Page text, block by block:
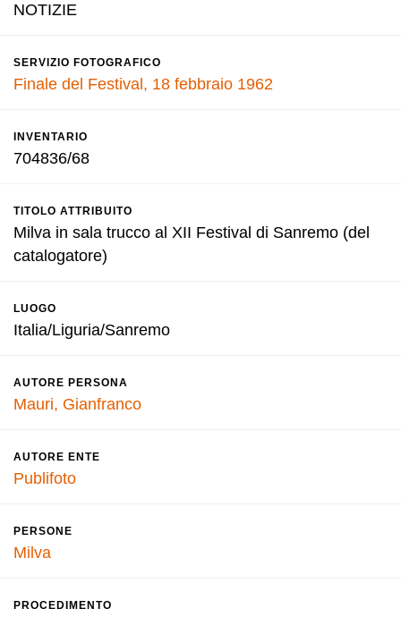
NOTIZIE
SERVIZIO FOTOGRAFICO
Finale del Festival, 18 febbraio 1962
INVENTARIO
704836/68
TITOLO ATTRIBUITO
Milva in sala trucco al XII Festival di Sanremo (del
catalogatore)
LUOGO
Italia/Liguria/Sanremo
AUTORE PERSONA
Mauri, Gianfranco
AUTORE ENTE
Publifoto
PERSONE
Milva
PROCEDIMENTO